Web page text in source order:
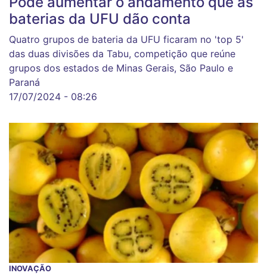
baterias da UFU dão conta
Quatro grupos de bateria da UFU ficaram no 'top 5'
das duas divisões da Tabu, competição que reúne
grupos dos estados de Minas Gerais, São Paulo e
Paraná
17/07/2024 - 08:26
INOVAÇÃO